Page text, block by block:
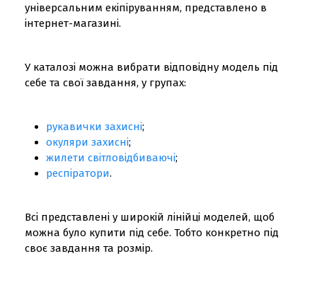
універсальним екіпіруванням, представлено в
інтернет-магазині.
У каталозі можна вибрати відповідну модель під
себе та свої завдання, у групах:
рукавички захисні;
окуляри захисні;
жилети світловідбиваючі;
респіратори.
Всі представлені у широкій лінійці моделей, щоб
можна було купити під себе. Тобто конкретно під
своє завдання та розмір.